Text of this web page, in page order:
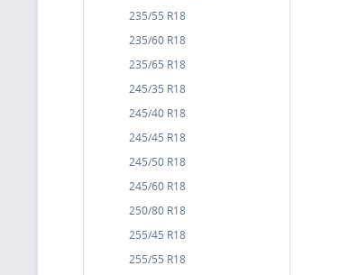
235/55 R18
235/60 R18
235/65 R18
245/35 R18
245/40 R18
245/45 R18
245/50 R18
245/60 R18
250/80 R18
255/45 R18
255/55 R18